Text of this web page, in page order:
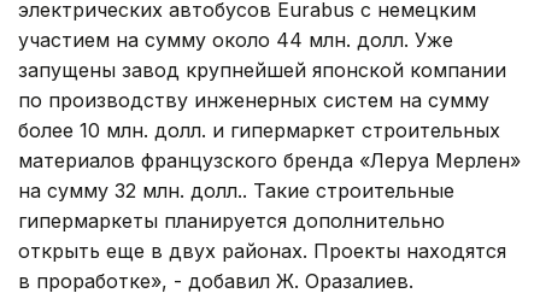
электрических автобусов Eurabus с немецким
участием на сумму около 44 млн. долл. Уже
запущены завод крупнейшей японской компании
по производству инженерных систем на сумму
более 10 млн. долл. и гипермаркет строительных
материалов французского бренда «Леруа Мерлен»
на сумму 32 млн. долл.. Такие строительные
гипермаркеты планируется дополнительно
открыть еще в двух районах. Проекты находятся
в проработке», - добавил Ж. Оразалиев.